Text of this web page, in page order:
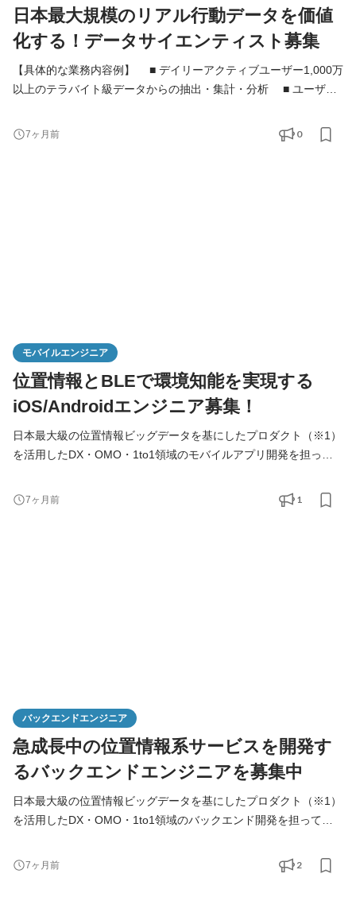
日本最大規模のリアル行動データを価値
化する！データサイエンティスト募集
【具体的な業務内容例】 ■ デイリーアクティブユーザー1,000万
以上のテラバイト級データからの抽出・集計・分析 ■ ユーザー
モデルを用いたアルゴリズムの開発・Dev/MLops ■ BIツールを
用いたデータの可視化・ダッシュボード化 ■ リテール・メーカ
7ヶ月前 0
モバイルエンジニア
位置情報とBLEで環境知能を実現する
iOS/Androidエンジニア募集！
日本最大級の位置情報ビッグデータを基にしたプロダクト（※1）
を活用したDX・OMO・1to1領域のモバイルアプリ開発を担って
ス、CRMサービス、分析サービスなど。 【具体的な業務内容】 ■
自社プロダクト（位置情報ビッグデータが関連する）のモバイル
7ヶ月前 1
バックエンドエンジニア
急成長中の位置情報系サービスを開発す
るバックエンドエンジニアを募集中
日本最大級の位置情報ビッグデータを基にしたプロダクト（※1）
を活用したDX・OMO・1to1領域のバックエンド開発を担ってい
ス、CRMサービス、分析サービスなど。 【具体的な業務内容】 ■
自社プロダクト（位置情報ビッグデータが関連する）のバックエ
7ヶ月前 2